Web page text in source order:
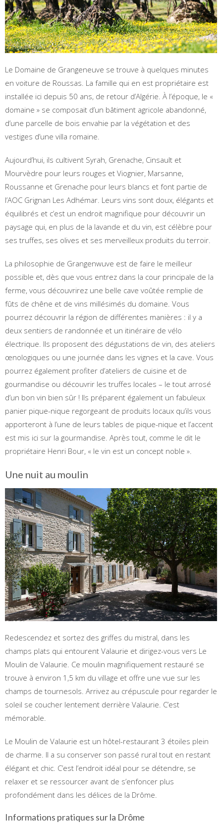
Le Domaine de Grangeneuve se trouve à quelques minutes
en voiture de Roussas. La famille qui en est propriétaire est
installée ici depuis 50 ans, de retour d’Algérie. À l’époque, le «
domaine » se composait d’un bâtiment agricole abandonné,
d’une parcelle de bois envahie par la végétation et des
vestiges d’une villa romaine.
Aujourd’hui, ils cultivent Syrah, Grenache, Cinsault et
Mourvèdre pour leurs rouges et Viognier, Marsanne,
Roussanne et Grenache pour leurs blancs et font partie de
l’AOC Grignan Les Adhémar. Leurs vins sont doux, élégants et
équilibrés et c’est un endroit magnifique pour découvrir un
paysage qui, en plus de la lavande et du vin, est célèbre pour
ses truffes, ses olives et ses merveilleux produits du terroir.
La philosophie de Grangenwuve est de faire le meilleur
possible et, dès que vous entrez dans la cour principale de la
ferme, vous découvrirez une belle cave voûtée remplie de
fûts de chêne et de vins millésimés du domaine. Vous
pourrez découvrir la région de différentes manières : il y a
deux sentiers de randonnée et un itinéraire de vélo
électrique. Ils proposent des dégustations de vin, des ateliers
œnologiques ou une journée dans les vignes et la cave. Vous
pourrez également profiter d’ateliers de cuisine et de
gourmandise ou découvrir les truffes locales – le tout arrosé
d’un bon vin bien sûr ! Ils préparent également un fabuleux
panier pique-nique regorgeant de produits locaux qu’ils vous
apporteront à l’une de leurs tables de pique-nique et l’accent
est mis ici sur la gourmandise. Après tout, comme le dit le
propriétaire Henri Bour, « le vin est un concept noble ».
Une nuit au moulin
Redescendez et sortez des griffes du mistral, dans les
champs plats qui entourent Valaurie et dirigez-vous vers Le
Moulin de Valaurie. Ce moulin magnifiquement restauré se
trouve à environ 1,5 km du village et offre une vue sur les
champs de tournesols. Arrivez au crépuscule pour regarder le
soleil se coucher lentement derrière Valaurie. C’est
mémorable.
Le Moulin de Valaurie est un hôtel-restaurant 3 étoiles plein
de charme. Il a su conserver son passé rural tout en restant
élégant et chic. C’est l’endroit idéal pour se détendre, se
relaxer et se ressourcer avant de s’enfoncer plus
profondément dans les délices de la Drôme.
Informations pratiques sur la Drôme